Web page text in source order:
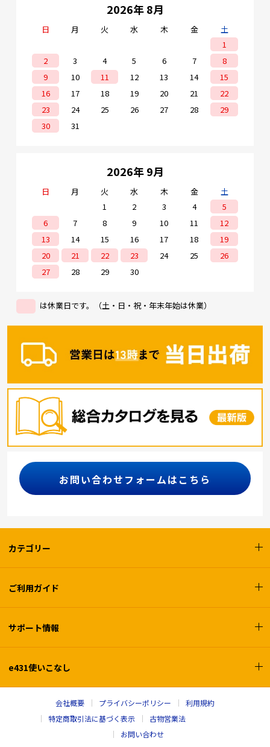
2026年 8月
日 月 火 水 木 金
土
1
2
3 4 5 6 7
8
9
10 11 12 13 14
15
16
17 18 19 20 21
22
23
24 25 26 27 28
29
30
31
2026年 9月
日 月 火 水 木 金
土
1
2 3 4
5
6
7 8 9 10 11
12
13
14 15 16 17 18
19
20
21 22 23 24 25
26
27
28 29 30
は休業日です。（土・日・祝・年末年始は休業）
お問い合わせフォームはこちら
カテゴリー
ご利用ガイド
サポート情報
e431使いこなし
会社概要 プライバシーポリシー
利用規約
特定商取引法に基づく表示
古物営業法
お問い合わせ